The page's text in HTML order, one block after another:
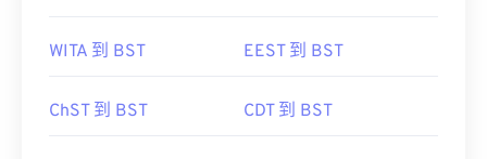
WITA 到 BST EEST 到 BST
ChST 到 BST CDT 到 BST